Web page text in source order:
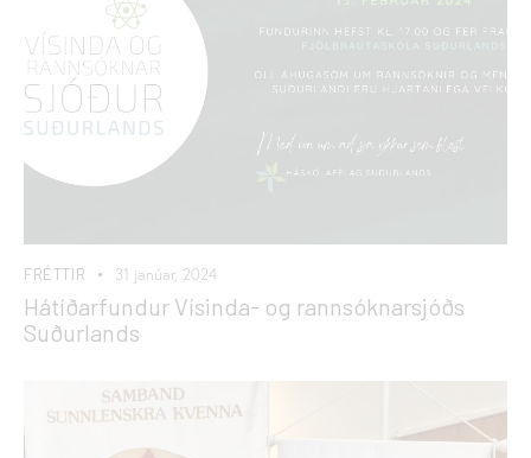
FRÉTTIR 31 janúar, 2024
Hátíðarfundur Vísinda- og rannsóknarsjóðs
Suðurlands